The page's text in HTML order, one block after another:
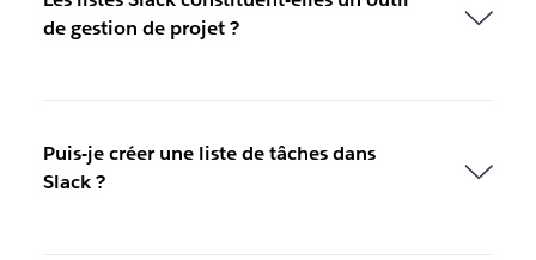
de gestion de projet ?
Puis-je créer une liste de tâches dans
Slack ?